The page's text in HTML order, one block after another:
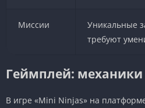
Миссии
Уникальные
требуют
Геймплей: механики
В игре «Mini Ninjas» на